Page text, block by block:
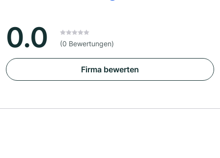
0.0 (0 Bewertungen)
Firma bewerten